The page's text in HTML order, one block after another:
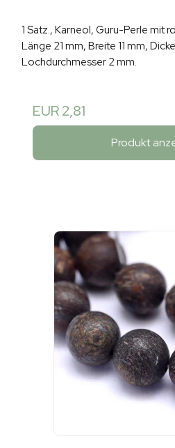
1 Satz., Karneol, Guru-Perle mit
Länge 21 mm, Breite 11 mm,
Lochdurchmesser 2 mm.
EUR 2,81
Produkt